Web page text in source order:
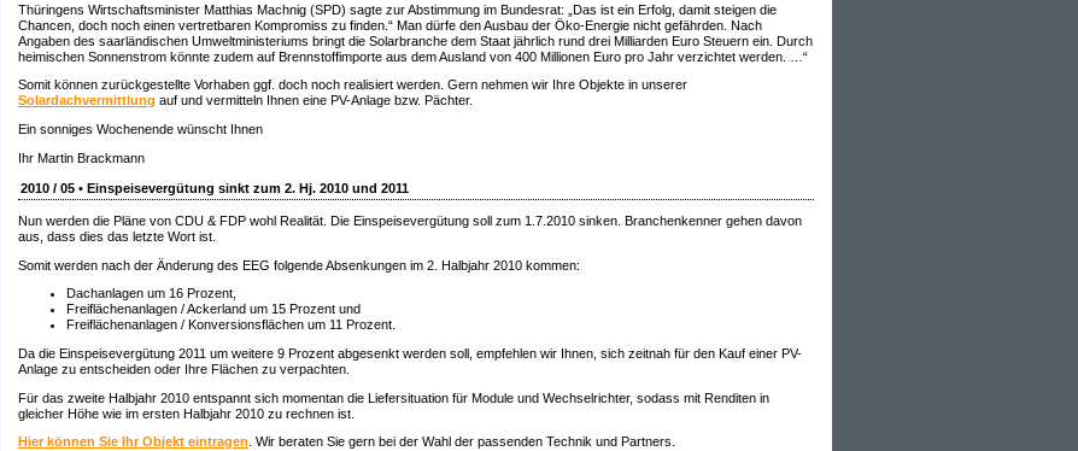
Thüringens Wirtschaftsminister Matthias Machnig (SPD) sagte zur Abstimmung im Bundesrat: „Das ist ein Erfolg, damit steigen die
Chancen, doch noch einen vertretbaren Kompromiss zu finden.“ Man dürfe den Ausbau der Öko-Energie nicht gefährden. Nach
Angaben des saarländischen Umweltministeriums bringt die Solarbranche dem Staat jährlich rund drei Milliarden Euro Steuern ein. Durch
heimischen Sonnenstrom könnte zudem auf Brennstoffimporte aus dem Ausland von 400 Millionen Euro pro Jahr verzichtet werden. …“
Somit können zurückgestellte Vorhaben ggf. doch noch realisiert werden. Gern nehmen wir Ihre Objekte in unserer
Solardachvermittlung auf und vermitteln Ihnen eine PV-Anlage bzw. Pächter.
Ein sonniges Wochenende wünscht Ihnen
Ihr Martin Brackmann
2010 / 05 • Einspeisevergütung sinkt zum 2. Hj. 2010 und 2011
Nun werden die Pläne von CDU & FDP wohl Realität. Die Einspeisevergütung soll zum 1.7.2010 sinken. Branchenkenner gehen davon
aus, dass dies das letzte Wort ist.
Somit werden nach der Änderung des EEG folgende Absenkungen im 2. Halbjahr 2010 kommen:
Dachanlagen um 16 Prozent,
Freiflächenanlagen / Ackerland um 15 Prozent und
Freiflächenanlagen / Konversionsflächen um 11 Prozent.
Da die Einspeisevergütung 2011 um weitere 9 Prozent abgesenkt werden soll, empfehlen wir Ihnen, sich zeitnah für den Kauf einer PV-
Anlage zu entscheiden oder Ihre Flächen zu verpachten.
Für das zweite Halbjahr 2010 entspannt sich momentan die Liefersituation für Module und Wechselrichter, sodass mit Renditen in
gleicher Höhe wie im ersten Halbjahr 2010 zu rechnen ist.
Hier können Sie Ihr Objekt eintragen . Wir beraten Sie gern bei der Wahl der passenden Technik und Partners.